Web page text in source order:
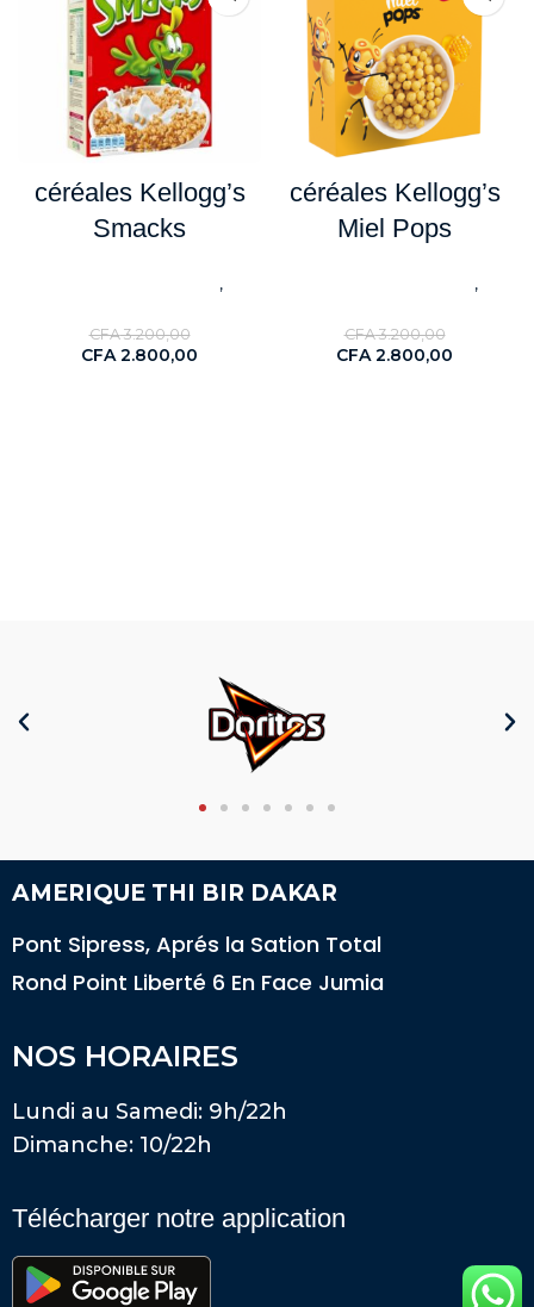
céréales Kellogg’s
Smacks
,
CFA3.200,00
CFA2.800,00
céréales Kellogg’s
Miel Pops
,
CFA3.200,00
CFA2.800,00
AMERIQUE THI BIR DAKAR
Pont Sipress, Aprés la Sation Total
Rond Point Liberté 6 En Face Jumia
NOS HORAIRES
Lundi au Samedi: 9h/22h
Dimanche: 10/22h
Télécharger notre application